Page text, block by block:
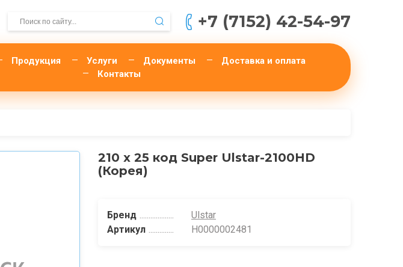
+7 (7152) 42-54-97
Продукция Услуги Документы
Доставка и оплата
Контакты
210 х 25 код Super Ulstar-2100HD
(Корея)
Бренд
Ulstar
Артикул
Н0000002481